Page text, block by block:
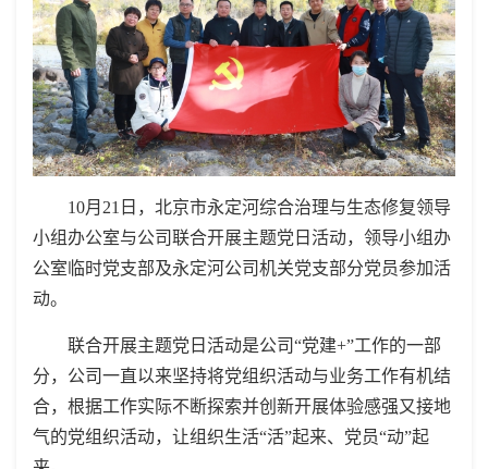
10月21日，北京市永定河综合治理与生态修复领导
小组办公室与公司联合开展主题党日活动，领导小组办
公室临时党支部及永定河公司机关党支部分党员参加活
动。
联合开展主题党日活动是公司“党建+”工作的一部
分，公司一直以来坚持将党组织活动与业务工作有机结
合，根据工作实际不断探索并创新开展体验感强又接地
气的党组织活动，让组织生活“活”起来、党员“动”起